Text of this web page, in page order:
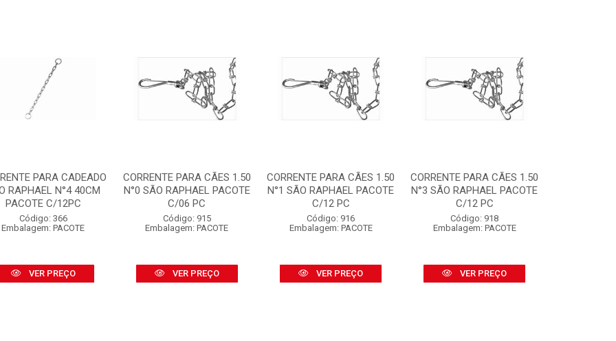
PARA CADEADO
RAPHAEL N°4 40CM
PACOTE C/12PC
Código: 366
Embalagem: PACOTE
VER PREÇO
CORRENTE PARA CÃES 1.50
N°0 SÃO RAPHAEL PACOTE
C/06 PC
Código: 915
Embalagem: PACOTE
VER PREÇO
CORRENTE PARA CÃES 1.50
N°1 SÃO RAPHAEL PACOTE
C/12 PC
Código: 916
Embalagem: PACOTE
VER PREÇO
CORRENTE PARA CÃES 1.50
N°3 SÃO RAPHAEL PACOTE
C/12 PC
Código: 918
Embalagem: PACOTE
VER PREÇO